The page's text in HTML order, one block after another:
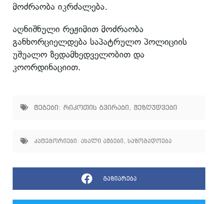
მოძრაობა იკრძალება.
აღნიშნული რეჟიმით მოძრაობა
განხორციელდება საპატრულო პოლიციის
უშუალო ზედამხედველობით და
კოორდინაციით.
ტეგები: რიკოთის გვირაბი, შეზღუდვები
კატეგორიები: ახალი ამბები , საზოგადოება
გაზიარება